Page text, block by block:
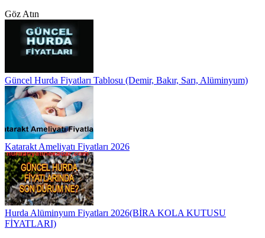
Göz Atın
Güncel Hurda Fiyatları Tablosu (Demir, Bakır, Sarı, Alüminyum)
Katarakt Ameliyatı Fiyatları 2026
Hurda Alüminyum Fiyatları 2026(BİRA KOLA KUTUSU
FİYATLARI)